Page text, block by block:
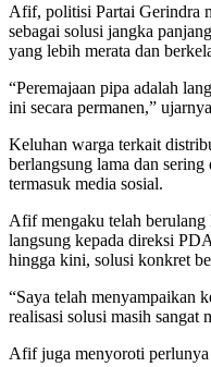
Afif, politisi Partai Gerindra
sebagai solusi jangka
yang lebih merata dan
“Peremajaan pipa adalah
ini secara permanen,”
Keluhan warga terkait
berlangsung lama dan
termasuk media sosial.
Afif mengaku telah
langsung kepada direksi
hingga kini, solusi konkret
“Saya telah menyampaikan
realisasi solusi masih sangat
Afif juga menyoroti